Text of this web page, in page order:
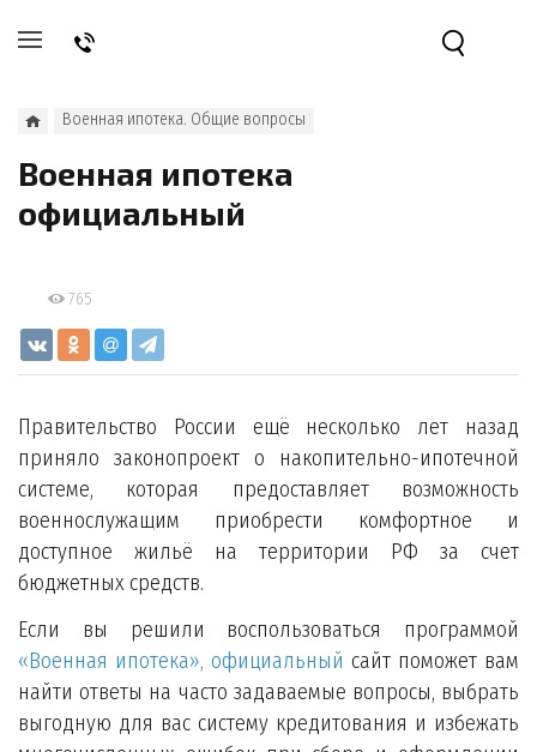
Военная ипотека. Общие вопросы
Военная ипотека
официальный
765
Правительство России ещё несколько лет назад
приняло законопроект о накопительно-ипотечной
системе, которая предоставляет возможность
военнослужащим приобрести комфортное и
доступное жильё на территории РФ за счет
бюджетных средств.
Если вы решили воспользоваться программой
«Военная ипотека», официальный сайт поможет вам
найти ответы на часто задаваемые вопросы, выбрать
выгодную для вас систему кредитования и избежать